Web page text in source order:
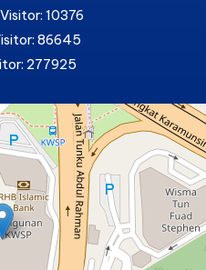
10376
86645
277925